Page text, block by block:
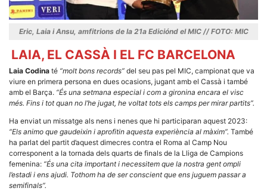
Eric, Laia i Ansu, amfitrions de la 21a Ediciónd el MIC // FOTO: MIC
LAIA, EL CASSÀ I EL FC BARCELONA
Laia Codina té “molt bons records” del seu pas pel MIC, campionat que va
viure en primera persona en dues ocasions, jugant amb el Cassà i també
amb el Barça. “És una setmana especial i com a gironina encara el visc
més. Fins i tot quan no l’he jugat, he voltat tots els camps per mirar partits”.
Ha enviat un missatge als nens i nenes que hi participaran aquest 2023:
“Els animo que gaudeixin i aprofitin aquesta experiència al màxim”. També
ha parlat del partit d’aquest dimecres contra el Roma al Camp Nou
corresponent a la tornada dels quarts de finals de la Lliga de Campions
femenina: “És una cita important i necessitem que la nostra gent ompli
l’estadi i ens ajudi. Tothom ha de ser conscient que ens juguem passar a
semifinals”.